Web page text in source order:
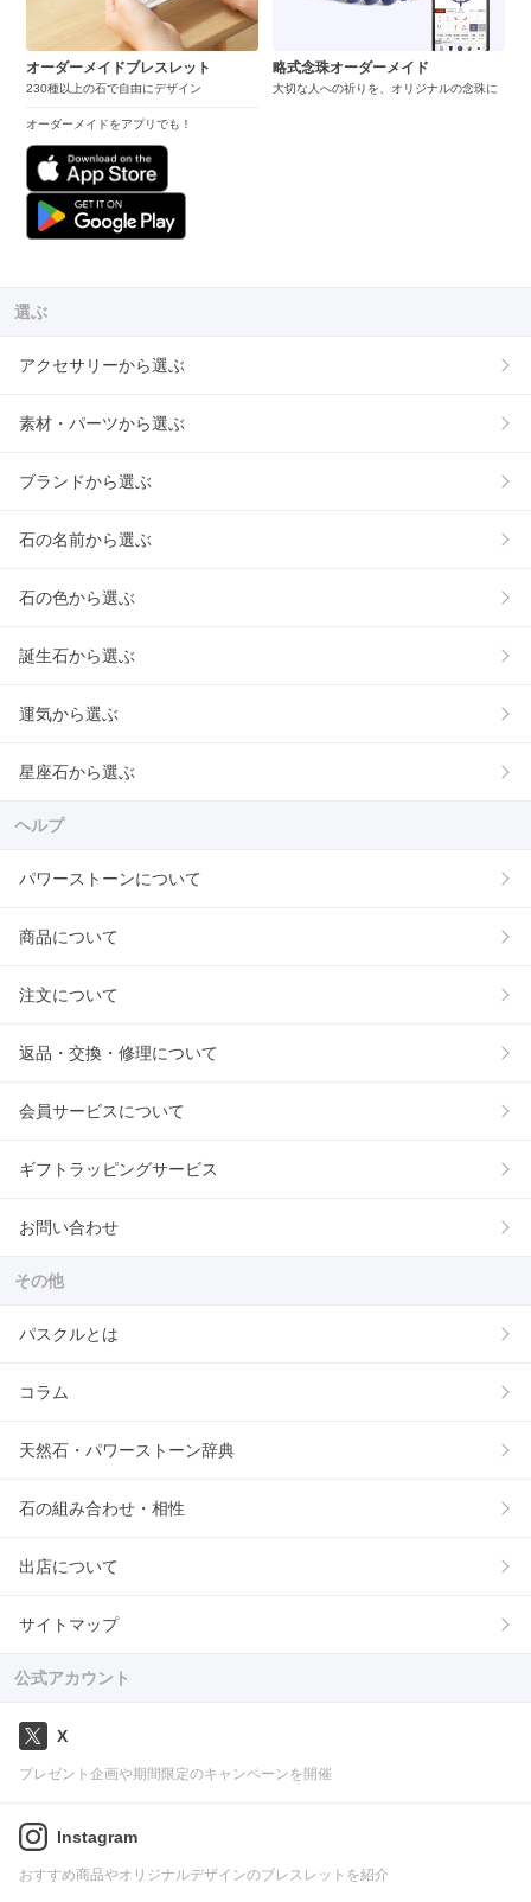
オーダーメイドブレスレット
230種以上の石で自由にデザイン
オーダーメイドをアプリでも！
略式念珠オーダーメイド
大切な人への祈りを、オリジナルの念珠に
選ぶ
アクセサリーから選ぶ
素材・パーツから選ぶ
ブランドから選ぶ
石の名前から選ぶ
石の色から選ぶ
誕生石から選ぶ
運気から選ぶ
星座石から選ぶ
ヘルプ
パワーストーンについて
商品について
注文について
返品・交換・修理について
会員サービスについて
ギフトラッピングサービス
お問い合わせ
その他
パスクルとは
コラム
天然石・パワーストーン辞典
石の組み合わせ・相性
出店について
サイトマップ
公式アカウント
X
プレゼント企画や期間限定のキャンペーンを開催
Instagram
おすすめ商品やオリジナルデザインのブレスレットを紹介